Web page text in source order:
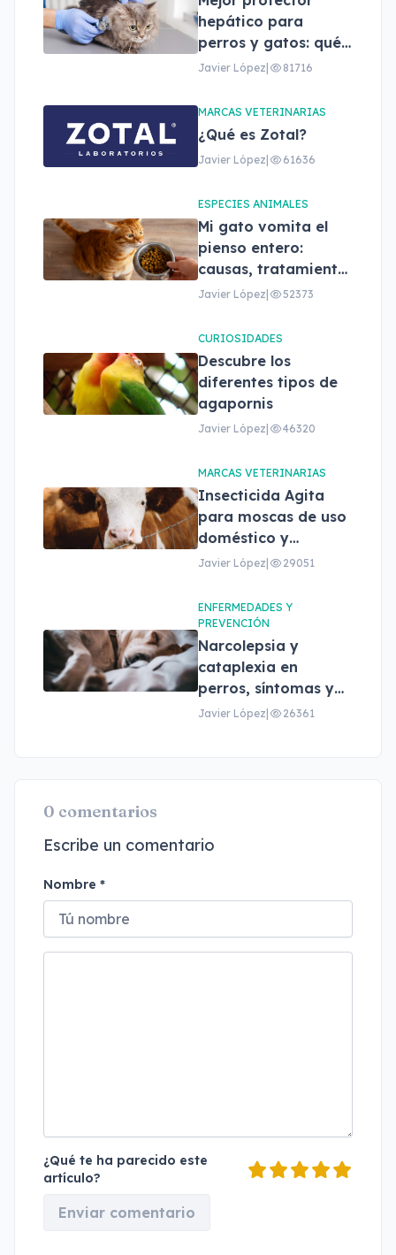
hepático para
perros y gatos: qué
son, beneficios y
adecuado
Javier López 81716
MARCAS VETERINARIAS
¿Qué es Zotal?
Javier López 61636
ESPECIES ANIMALES
Mi gato vomita el
pienso entero:
causas, tratamiento
y cuándo
Javier López 52373
CURIOSIDADES
Descubre los
diferentes tipos de
agapornis
Javier López 46320
MARCAS VETERINARIAS
Insecticida Agita
para moscas de uso
doméstico y
profesional
Javier López 29051
ENFERMEDADES Y
PREVENCIÓN
Narcolepsia y
cataplexia en
perros, síntomas y
tratamiento
Javier López 26361
0 comentarios
Escribe un comentario
Nombre *
¿Qué te ha parecido este
artículo?
Enviar comentario